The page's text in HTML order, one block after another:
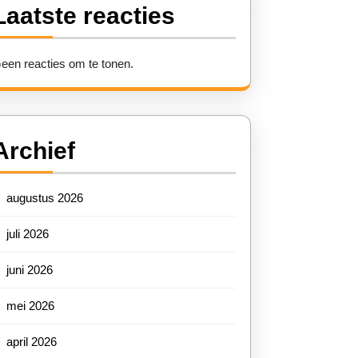
reacties
reacties om te tonen.
augustus 2026
juli 2026
juni 2026
mei 2026
april 2026